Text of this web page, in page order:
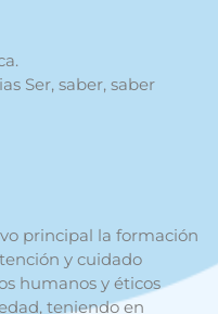
Ser, saber, saber
principal la formación
y cuidado
humanos y éticos
teniendo en